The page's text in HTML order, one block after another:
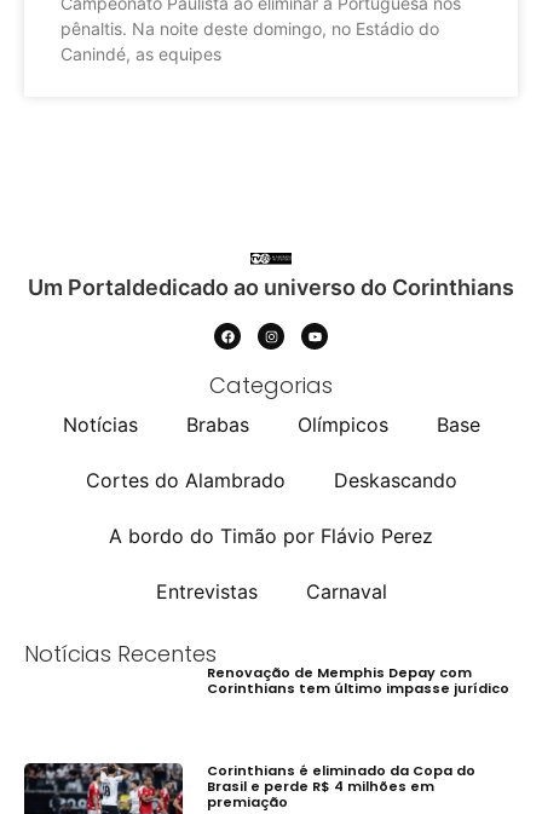
pênaltis. Na noite deste domingo, no Estádio do
Canindé, as equipes
Um Portaldedicado ao universo do Corinthians
Categorias
Notícias Brabas Olímpicos Base
Cortes do Alambrado Deskascando
A bordo do Timão por Flávio Perez
Entrevistas Carnaval
Notícias Recentes
Renovação de Memphis Depay com
Corinthians tem último impasse jurídico
Corinthians é eliminado da Copa do
Brasil e perde R$ 4 milhões em
premiação